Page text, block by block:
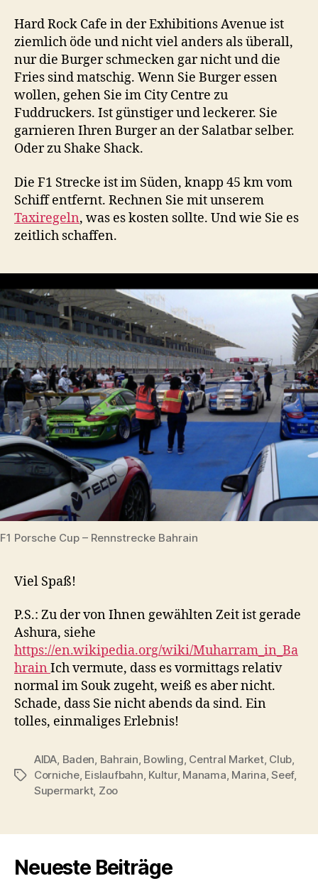
Hard Rock Cafe in der Exhibitions Avenue ist
ziemlich öde und nicht viel anders als überall,
nur die Burger schmecken gar nicht und die
Fries sind matschig. Wenn Sie Burger essen
wollen, gehen Sie im City Centre zu
Fuddruckers. Ist günstiger und leckerer. Sie
garnieren Ihren Burger an der Salatbar selber.
Oder zu Shake Shack.
Die F1 Strecke ist im Süden, knapp 45 km vom
Schiff entfernt. Rechnen Sie mit unserem
Taxiregeln, was es kosten sollte. Und wie Sie es
zeitlich schaffen.
F1 Porsche Cup – Rennstrecke Bahrain
Viel Spaß!
P.S.: Zu der von Ihnen gewählten Zeit ist gerade
Ashura, siehe
https://en.wikipedia.org/wiki/Muharram_in_Ba
hrain Ich vermute, dass es vormittags relativ
normal im Souk zugeht, weiß es aber nicht.
Schade, dass Sie nicht abends da sind. Ein
tolles, einmaliges Erlebnis!
Schlagwörter
AIDA, Baden, Bahrain, Bowling, Central Market, Club,
Corniche, Eislaufbahn, Kultur, Manama, Marina,Seef,
Supermarkt, Zoo
Neueste Beiträge